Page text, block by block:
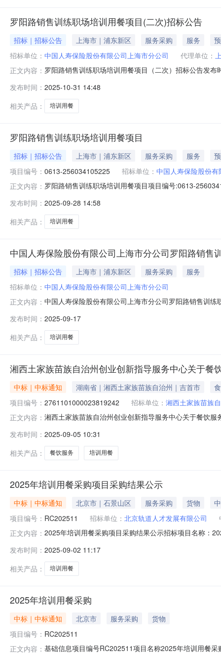
罗阳路销售训练职场培训用餐项目(二次)招标公告
招标｜招标公告 上海市｜浦东新区 服务采购 服务
招标单位： 中国人寿保险股份有限公司上海市分公司 代理单位：
正文内容： 罗阳路销售训练职场培训用餐项目（二次）招标公告发
元（含税），现邀请合格投标人参与竞标。序号项目名
发布时间： 2025-10-31 14:48
相关产品：
培训用餐
罗阳路销售训练职场培训用餐项目
招标｜招标公告 上海市｜浦东新区 服务采购 服务
项目编号： 0613-256034105225 招标单位： 中国人寿保险股份
正文内容： 罗阳路销售训练职场培训用餐项目项目编号:0613-
人寿保险股份有限公司上海市分公司的委托，对罗阳路
发布时间： 2025-09-28 14:58
相关产品：
培训用餐
中国人寿保险股份有限公司上海市分公司罗阳路销售
招标｜招标公告 上海市｜浦东新区 服务采购
服务
招标单位： 中国人寿保险股份有限公司上海市分公司
正文内容： 中国人寿保险股份有限公司上海市分公司罗阳路销售训
发布时间： 2025-09-17
相关产品：
培训用餐
湘西土家族苗族自治州创业创新指导服务中心关于餐
中标｜中标通知 湖南省｜湘西土家族苗族自治州｜吉首市
项目编号： 2761101000023819242 招标单位： 湘西土家族苗族
正文内容： 湘西土家族苗族自治州创业创新指导服务中心关于餐饮
行政区划编码:433199项目所在行政区划名称:湘西土家
发布时间： 2025-09-05 10:31
相关产品：
餐饮服务 培训用餐
2025年培训用餐采购项目采购结果公示
中标｜中标通知 北京市｜石景山区 服务采购 货物
项目编号： RC202511 招标单位： 北京轨道人才发展有限公司
正文内容： 2025年培训用餐采购项目采购结果公示招标项目名称：
RC202511）一、中标人信息：标段（包）[001]2025年
发布时间： 2025-09-02 11:17
相关产品：
培训用餐
2025年培训用餐采购
中标｜中标通知 北京市 服务采购
货物
项目编号： RC202511
正文内容： 基础信息项目编号RC202511项目名称2025年培训用餐